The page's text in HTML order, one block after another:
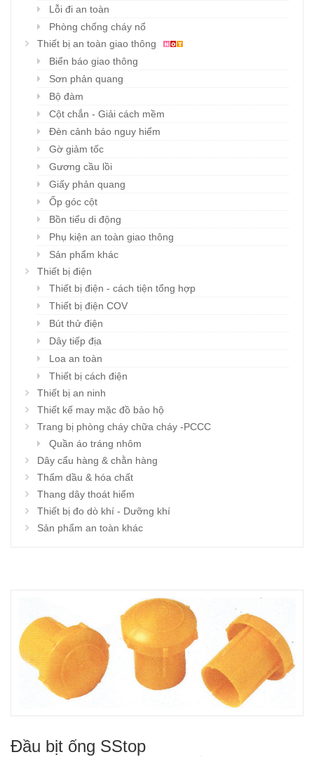
Lỗi đi an toàn
Phòng chống cháy nổ
Thiết bị an toàn giao thông
Biển báo giao thông
Sơn phản quang
Bộ đàm
Cột chắn - Giải cách mềm
Đèn cảnh báo nguy hiểm
Gờ giảm tốc
Gương cầu lồi
Giấy phản quang
Ốp góc cột
Bồn tiểu di động
Phụ kiện an toàn giao thông
Sản phẩm khác
Thiết bị điện
Thiết bị điện - cách tiện tổng hợp
Thiết bị điện COV
Bút thử điện
Dây tiếp địa
Loa an toàn
Thiết bị cách điện
Thiết bị an ninh
Thiết kế may mặc đồ bảo hộ
Trang bị phòng cháy chữa cháy -PCCC
Quần áo tráng nhôm
Dây cẩu hàng & chằn hàng
Thấm dầu & hóa chất
Thang dây thoát hiểm
Thiết bị đo dò khí - Dưỡng khí
Sản phẩm an toàn khác
Đầu bịt ống SStop